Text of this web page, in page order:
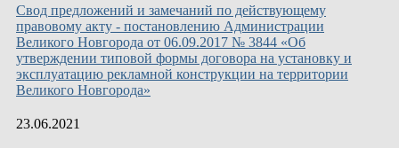
Свод предложений и замечаний по действующему
правовому акту - постановлению Администрации
Великого Новгорода от 06.09.2017 № 3844 «Об
утверждении типовой формы договора на установку и
эксплуатацию рекламной конструкции на территории
Великого Новгорода»
23.06.2021